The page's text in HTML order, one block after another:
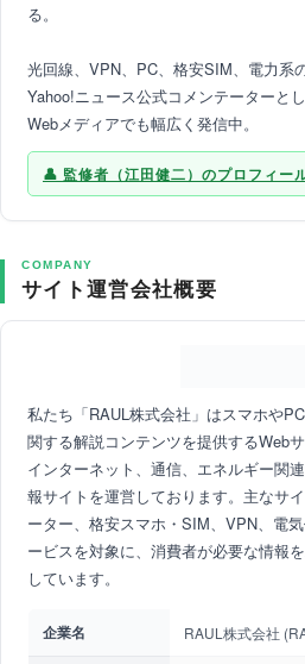
る。
光回線、VPN、PC、格安SIM、電力系
Yahoo!ニュース公式コメンテーターと
Webメディアでも幅広く発信中。
監修者（江田健二）のプロフィー
COMPANY
サイト運営会社概要
私たち「RAUL株式会社」はスマホや
関する解説コンテンツを提供するWeb
インターネット、通信、エネルギー関
報サイトを運営しております。主なサ
ーター、格安スマホ・SIM、VPN、電
ービスを対象に、消費者が必要な情報
しています。
企業名 RAUL株式会社